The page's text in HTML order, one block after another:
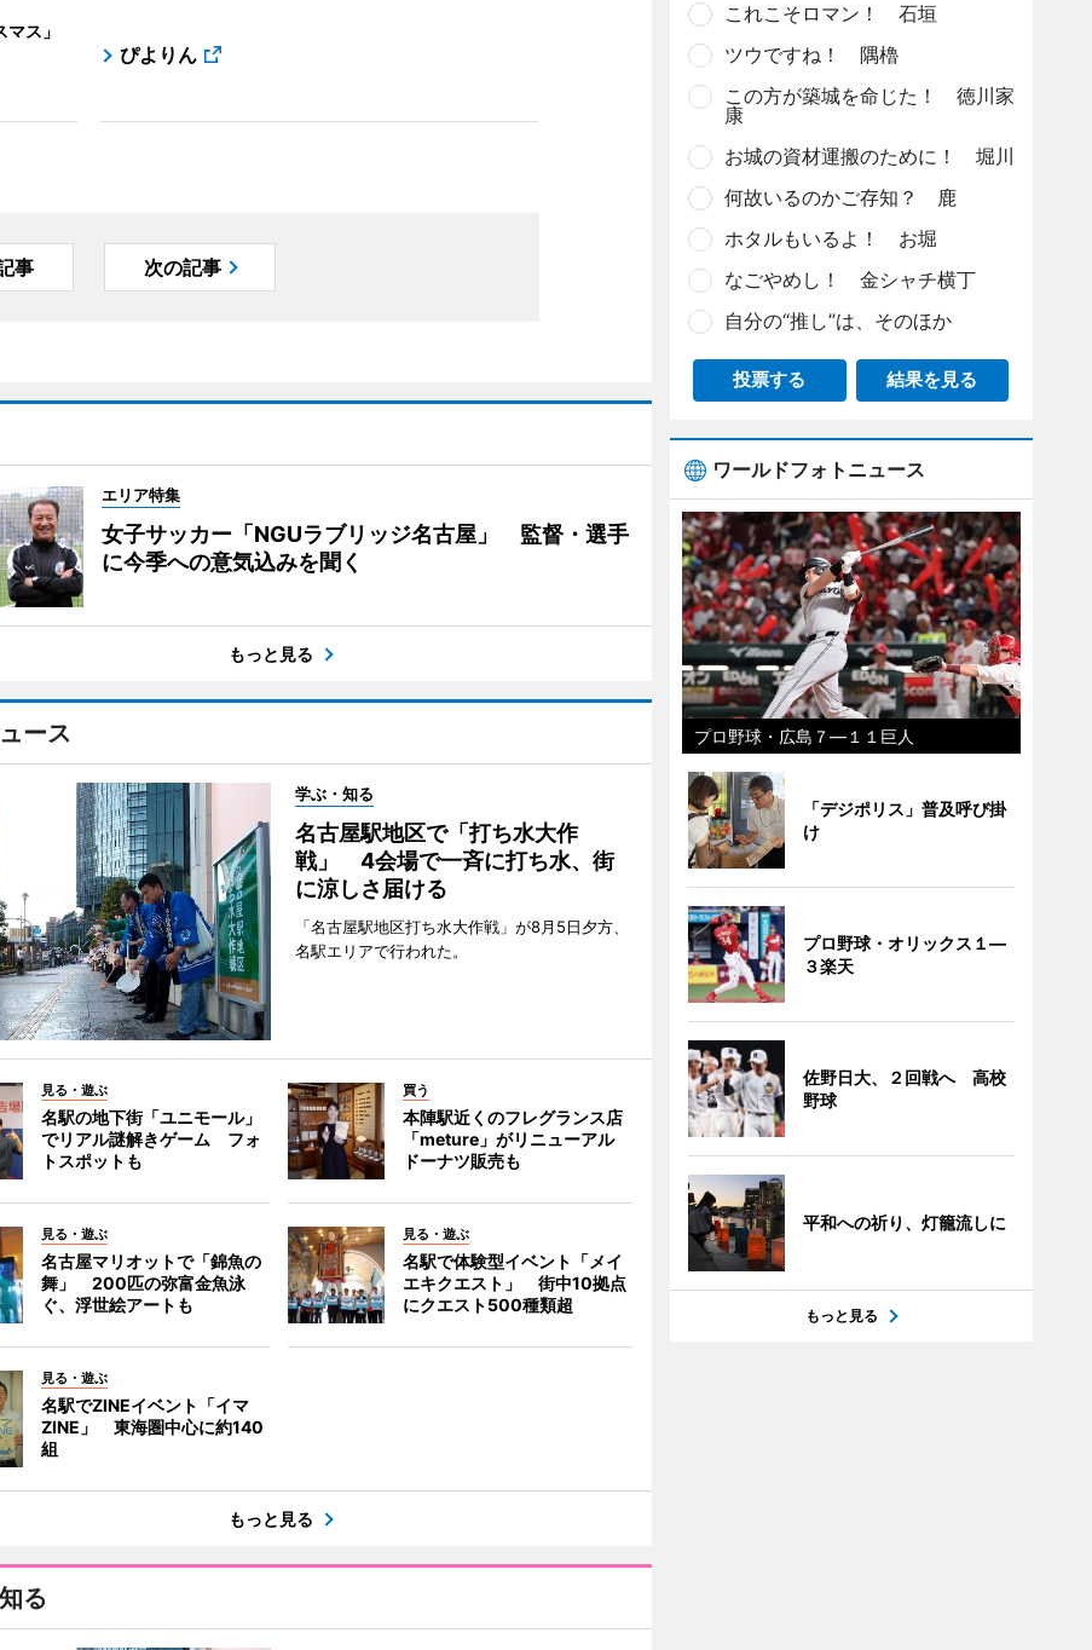
ス」
ぴよりん
事 次の記事
エリア特集
女子サッカー「NGUラブリッジ名古屋」 監督・選手
に今季への意気込みを聞く
もっと見る
ース
学ぶ・知る
名古屋駅地区で「打ち水大作
戦」 4会場で一斉に打ち水、街
に涼しさ届ける
「名古屋駅地区打ち水大作戦」が8月5日夕方、
名駅エリアで行われた。
見る・遊ぶ
名駅の地下街「ユニモール」
でリアル謎解きゲーム フォ
トスポットも
買う
本陣駅近くのフレグランス店
「meture」がリニューアル
ドーナツ販売も
見る・遊ぶ
名古屋マリオットで「錦魚の
舞」 200匹の弥富金魚泳
ぐ、浮世絵アートも
見る・遊ぶ
名駅で体験型イベント「メイ
エキクエスト」 街中10拠点
にクエスト500種類超
見る・遊ぶ
名駅でZINEイベント「イマ
ZINE」 東海圏中心に約140
組
もっと見る
る
これこそロマン！ 石垣
ツウですね！ 隅櫓
この方が築城を命じた！ 徳川家
康
お城の資材運搬のために！ 堀川
何故いるのかご存知？ 鹿
ホタルもいるよ！ お堀
なごやめし！ 金シャチ横丁
自分の“推し”は、そのほか
投票する 結果を見る
ワールドフォトニュース
プロ野球・広島７―１１巨人
「デジポリス」普及呼び掛
け
プロ野球・オリックス１―
３楽天
佐野日大、２回戦へ 高校
野球
平和への祈り、灯籠流しに
もっと見る